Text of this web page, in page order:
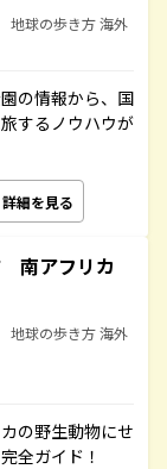
地球の歩き方 海外
の情報から、国
するノウハウが
詳細を見る
南アフリカ
地球の歩き方 海外
の野生動物にせ
全ガイド！